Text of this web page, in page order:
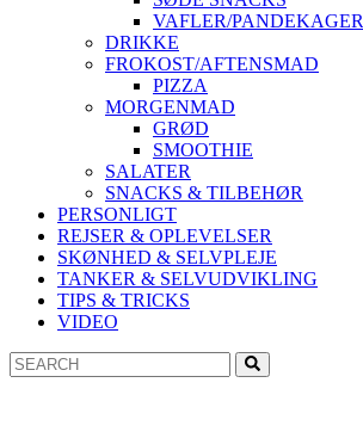
VAFLER/PANDEKAGER
DRIKKE
FROKOST/AFTENSMAD
PIZZA
MORGENMAD
GRØD
SMOOTHIE
SALATER
SNACKS & TILBEHØR
PERSONLIGT
REJSER & OPLEVELSER
SKØNHED & SELVPLEJE
TANKER & SELVUDVIKLING
TIPS & TRICKS
VIDEO
Search
for: